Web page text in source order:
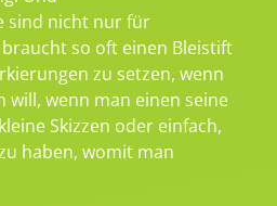
sind nicht nur für
so oft einen Bleistift
zu setzen, wenn
will, wenn man einen seine
Skizzen oder einfach,
haben, womit man